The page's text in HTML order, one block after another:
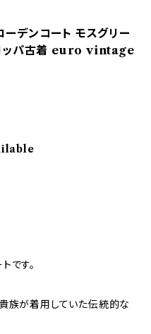
デンコート モスグリー
ッパ古着 euro vintage
です。
族が着用していた伝統的な